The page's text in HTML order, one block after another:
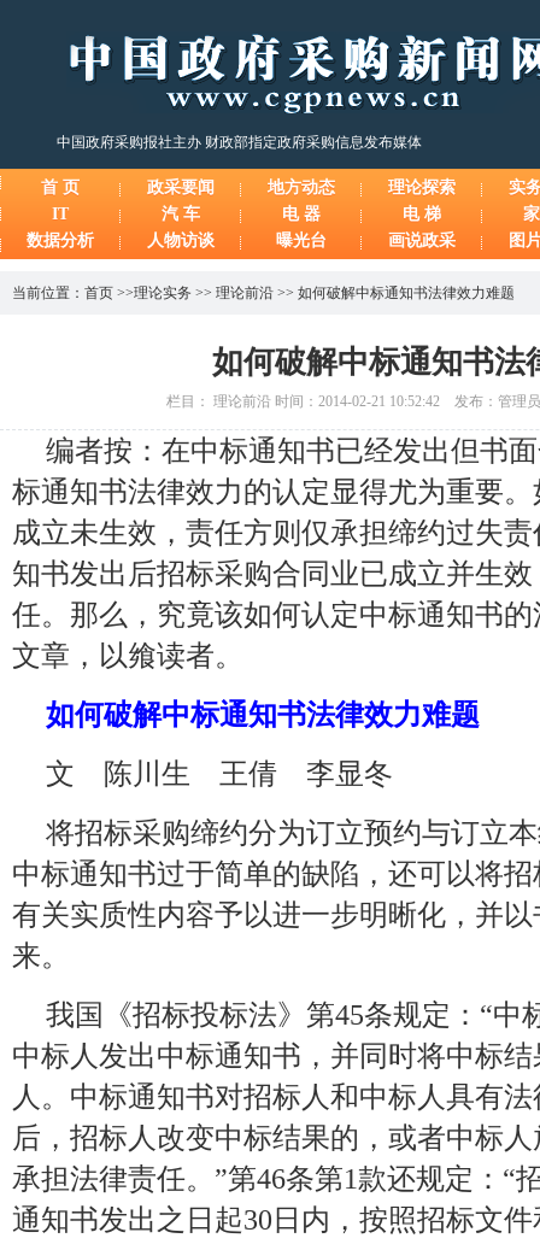
中国政府采购报社主办 财政部指定政府采购信息发布媒体
首 页 政采要闻 地方动态 理论探索
实
IT
汽 车 电 器 电 梯
数据分析
人物访谈 曝光台 画说政采 图
当前位置： 首页 >>理论实务 >> 理论前沿 >> 如何破解中标通知书法律效力难题
如何破解中标通知书法
栏目： 理论前沿 时间：2014-02-21 10:52:42 发布：管理
编者按：在中标通知书已经发出但书
标通知书法律效力的认定显得尤为重要
成立未生效，责任方则仅承担缔约过失
知书发出后招标采购合同业已成立并生
任。那么，究竟该如何认定中标通知书
文章，以飨读者。
如何破解中标通知书法律效力难题
文 陈川生 王倩 李显冬
将招标采购缔约分为订立预约与订立
中标通知书过于简单的缺陷，还可以将
有关实质性内容予以进一步明晰化，并
来。
我国《招标投标法》第45条规定：“中
中标人发出中标通知书，并同时将中标
人。中标通知书对招标人和中标人具有
后，招标人改变中标结果的，或者中标
承担法律责任。”第46条第1款还规定：“
通知书发出之日起30日内，按照招标文